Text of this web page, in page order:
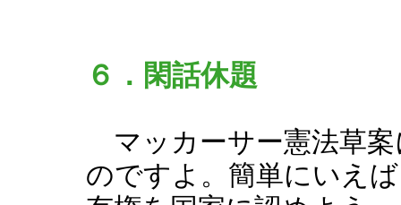
６．閑話休題
マッカーサー憲法草
のですよ。簡単にいえ